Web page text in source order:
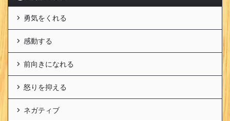
勇気をくれる
感動する
前向きになれる
怒りを抑える
ネガティブ